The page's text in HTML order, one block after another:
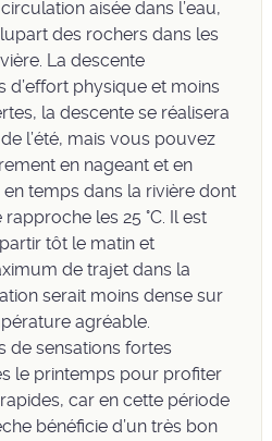
aisée dans l’eau,
des rochers dans les
La descente
d’effort physique et moins
la descente se réalisera
l’été, mais vous pouvez
en nageant et en
temps dans la rivière dont
les 25 °C. Il est
tôt le matin et
de trajet dans la
serait moins dense sur
agréable.
de sensations fortes
le printemps pour profiter
car en cette période
bénéficie d’un très bon